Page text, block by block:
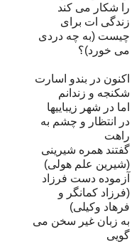
را شکار مى کند
زندگى ات براى
چيست (به چه دردى
مى خورد)؟
اکنون در بندو اسارت
شکنجه و زندانم
اما در شهر زیباییها
در انتظار و چشم به
راهت
گفتند همره شیرینی
(شیرین علم هولی)
آزموده دست فرزاد
(فرزاد کمانگر و
فرهاد وکیلی)
به زبان غیر سخن می
گویی